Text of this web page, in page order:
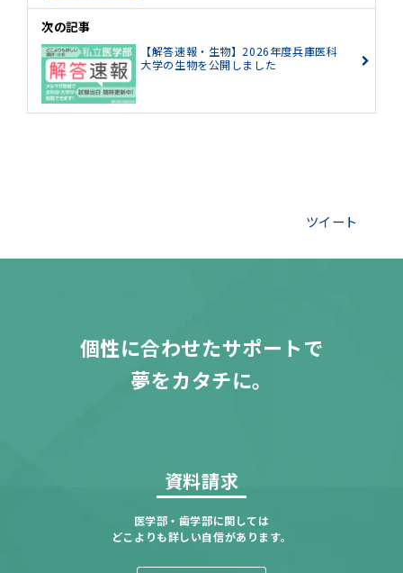
次の記事
【解答速報・生物】2026年度兵庫医科
大学の生物を公開しました
ツイート
個性に合わせたサポートで
夢をカタチに。
資料請求
医学部・歯学部に関しては
どこよりも詳しい自信があります。